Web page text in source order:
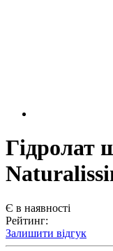
Гідролат
Є в наявності
Рейтинг:
Залишити відгук